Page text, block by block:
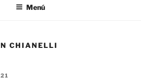
Menú
CHIANELLI